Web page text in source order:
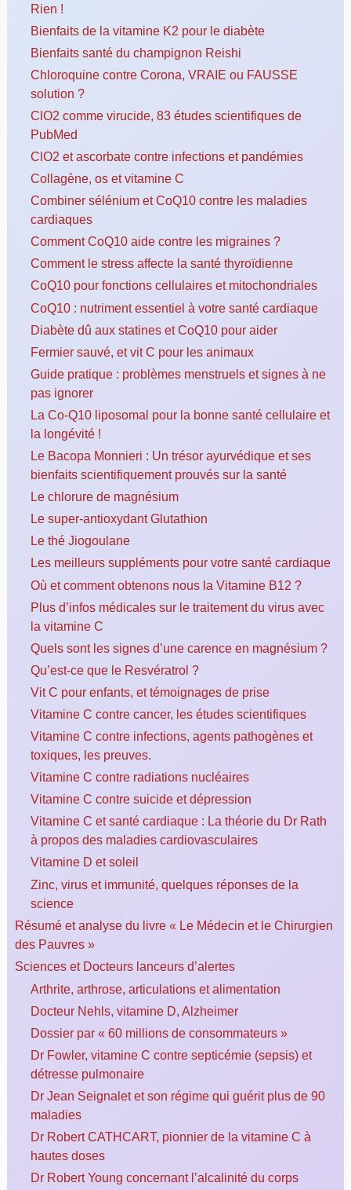
Rien !
Bienfaits de la vitamine K2 pour le diabète
Bienfaits santé du champignon Reishi
Chloroquine contre Corona, VRAIE ou FAUSSE
solution ?
ClO2 comme virucide, 83 études scientifiques de
PubMed
ClO2 et ascorbate contre infections et pandémies
Collagène, os et vitamine C
Combiner sélénium et CoQ10 contre les maladies
cardiaques
Comment CoQ10 aide contre les migraines ?
Comment le stress affecte la santé thyroïdienne
CoQ10 pour fonctions cellulaires et mitochondriales
CoQ10 : nutriment essentiel à votre santé cardiaque
Diabète dû aux statines et CoQ10 pour aider
Fermier sauvé, et vit C pour les animaux
Guide pratique : problèmes menstruels et signes à ne
pas ignorer
La Co-Q10 liposomal pour la bonne santé cellulaire et
la longévité !
Le Bacopa Monnieri : Un trésor ayurvédique et ses
bienfaits scientifiquement prouvés sur la santé
Le chlorure de magnésium
Le super-antioxydant Glutathion
Le thé Jiogoulane
Les meilleurs suppléments pour votre santé cardiaque
Où et comment obtenons nous la Vitamine B12 ?
Plus d’infos médicales sur le traitement du virus avec
la vitamine C
Quels sont les signes d’une carence en magnésium ?
Qu’est-ce que le Resvératrol ?
Vit C pour enfants, et témoignages de prise
Vitamine C contre cancer, les études scientifiques
Vitamine C contre infections, agents pathogènes et
toxiques, les preuves.
Vitamine C contre radiations nucléaires
Vitamine C contre suicide et dépression
Vitamine C et santé cardiaque : La théorie du Dr Rath
à propos des maladies cardiovasculaires
Vitamine D et soleil
Zinc, virus et immunité, quelques réponses de la
science
Résumé et analyse du livre « Le Médecin et le Chirurgien
des Pauvres »
Sciences et Docteurs lanceurs d’alertes
Arthrite, arthrose, articulations et alimentation
Docteur Nehls, vitamine D, Alzheimer
Dossier par « 60 millions de consommateurs »
Dr Fowler, vitamine C contre septicémie (sepsis) et
détresse pulmonaire
Dr Jean Seignalet et son régime qui guérit plus de 90
maladies
Dr Robert CATHCART, pionnier de la vitamine C à
hautes doses
Dr Robert Young concernant l’alcalinité du corps